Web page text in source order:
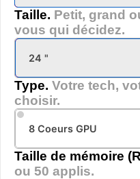
Taille. Petit, grand
vous qui décidez.
24 "
Type. Votre tech,
choisir.
8 Coeurs GPU
Taille de mémoire
ou 50 applis.